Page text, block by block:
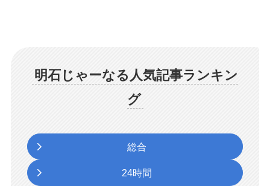
明石じゃーなる人気記事ランキン
グ
総合
24時間